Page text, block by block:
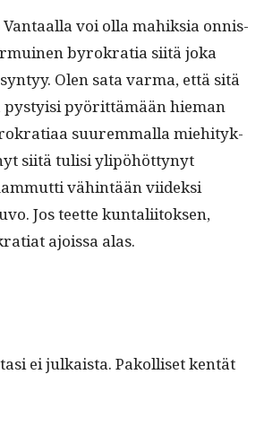
voi olla mahik­sia onnis­
byrokra­tia siitä joka
Olen sata var­ma, että sitä
pyörit­tämään hie­man
suurem­mal­la miehi­tyk­
siitä tulisi ylipöhöt­tynyt
vähin­tään viidek­si
Jos teette kun­tali­itok­sen,
ajois­sa alas.
ei julkaista. Pakolliset kentät